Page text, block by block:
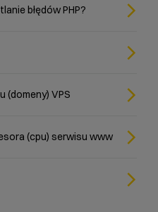
błędów PHP?
(domeny) VPS
(cpu) serwisu www